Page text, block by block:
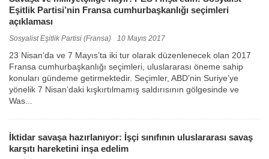
Eşitlik Partisi’nin Fransa cumhurbaşkanlığı seçimleri
açıklaması
Sosyalist Eşitlik Partisi (Fransa) 10 Mayıs 2017
23 Nisan’da ve 7 Mayıs’ta iki tur olarak düzenlenecek olan 2017
Fransa cumhurbaşkanlığı seçimleri, uluslararası öneme sahip
konuları gündeme getirmektedir. Seçimler, ABD’nin Suriye’ye
yönelik 7 Nisan’daki kışkırtılmamış saldırısının gölgesinde ve
Was...
İktidar savaşa hazırlanıyor: İşçi sınıfının uluslararası savaş
karşıtı hareketini inşa edelim